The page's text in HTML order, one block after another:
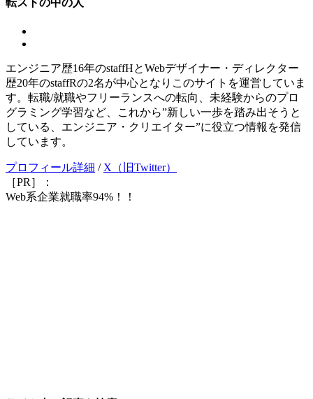
エンジニア歴16年のstaffHとWebデザイナー・ディレクター
歴20年のstaffRの2名が中心となりこのサイトを運営していま
す。転職/就職やフリーランスへの転向、未経験からのプロ
グラミング学習など、これから”新しい一歩を踏み出そうと
している、エンジニア・クリエイター”に役立つ情報を発信
しています。
プロフィール詳細 / X（旧Twitter）
［PR］：
Web系企業就職率94%！！